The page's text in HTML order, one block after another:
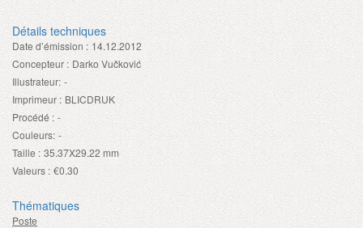
Détails techniques
Date d’émission : 14.12.2012
Concepteur : Darko Vučković
Illustrateur: -
Imprimeur : BLICDRUK
Procédé : -
Couleurs: -
Taille : 35.37X29.22 mm
Valeurs : €0.30
Thématiques
Poste